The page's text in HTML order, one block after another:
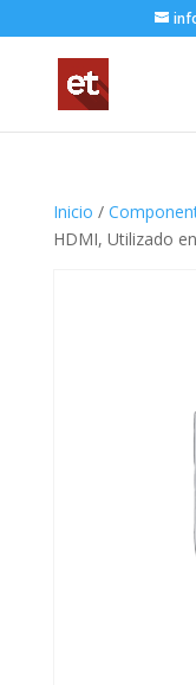
Inicio /
HDMI, Utilizado